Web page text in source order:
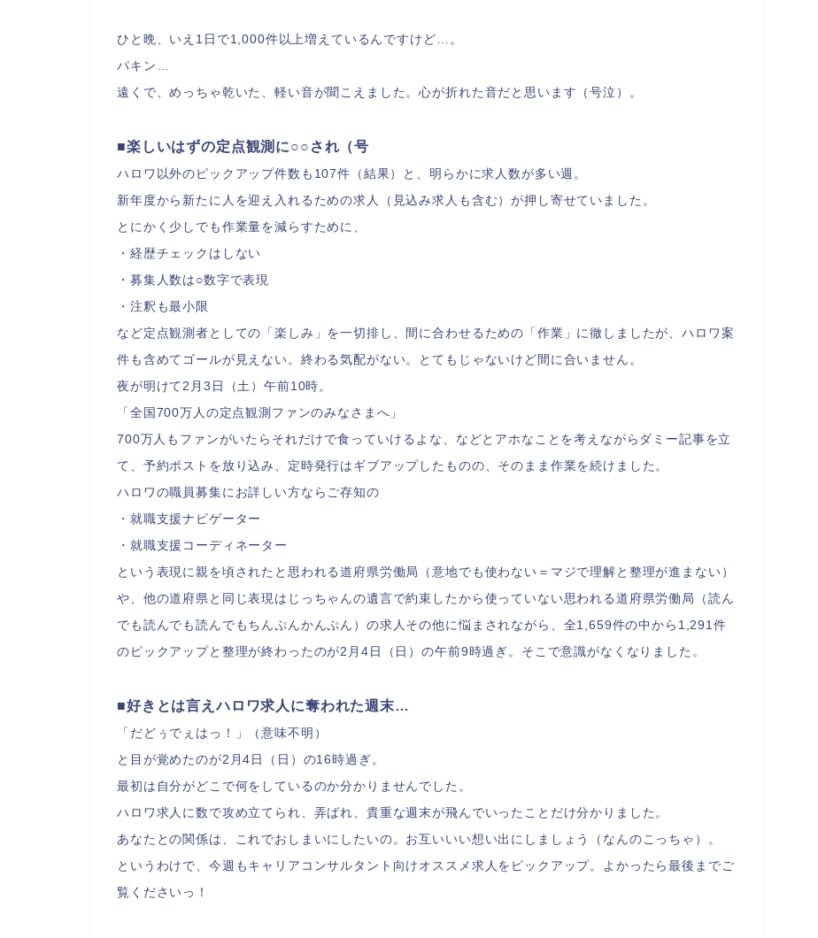
ひと晩、いえ1日で1,000件以上増えているんですけど…。
パキン…
遠くで、めっちゃ乾いた、軽い音が聞こえました。心が折れた音だと思います（号泣）。
■楽しいはずの定点観測に○○され（号
ハロワ以外のピックアップ件数も107件（結果）と、明らかに求人数が多い週。
新年度から新たに人を迎え入れるための求人（見込み求人も含む）が押し寄せていました。
とにかく少しでも作業量を減らすために、
・経歴チェックはしない
・募集人数は○数字で表現
・注釈も最小限
など定点観測者としての「楽しみ」を一切排し、間に合わせるための「作業」に徹しましたが、ハロワ案
件も含めてゴールが見えない。終わる気配がない。とてもじゃないけど間に合いません。
夜が明けて2月3日（土）午前10時。
「全国700万人の定点観測ファンのみなさまへ」
700万人もファンがいたらそれだけで食っていけるよな、などとアホなことを考えながらダミー記事を立
て、予約ポストを放り込み、定時発行はギブアップしたものの、そのまま作業を続けました。
ハロワの職員募集にお詳しい方ならご存知の
・就職支援ナビゲーター
・就職支援コーディネーター
という表現に親を頃されたと思われる道府県労働局（意地でも使わない＝マジで理解と整理が進まない）
や、他の道府県と同じ表現はじっちゃんの遺言で約束したから使っていない思われる道府県労働局（読ん
でも読んでも読んでもちんぷんかんぷん）の求人その他に悩まされながら、全1,659件の中から1,291件
のピックアップと整理が終わったのが2月4日（日）の午前9時過ぎ。そこで意識がなくなりました。
■好きとは言えハロワ求人に奪われた週末…
「だどぅでぇはっ！」（意味不明）
と目が覚めたのが2月4日（日）の16時過ぎ。
最初は自分がどこで何をしているのか分かりませんでした。
ハロワ求人に数で攻め立てられ、弄ばれ、貴重な週末が飛んでいったことだけ分かりました。
あなたとの関係は、これでおしまいにしたいの。お互いいい想い出にしましょう（なんのこっちゃ）。
というわけで、今週もキャリアコンサルタント向けオススメ求人をピックアップ。よかったら最後までご
覧くださいっ！